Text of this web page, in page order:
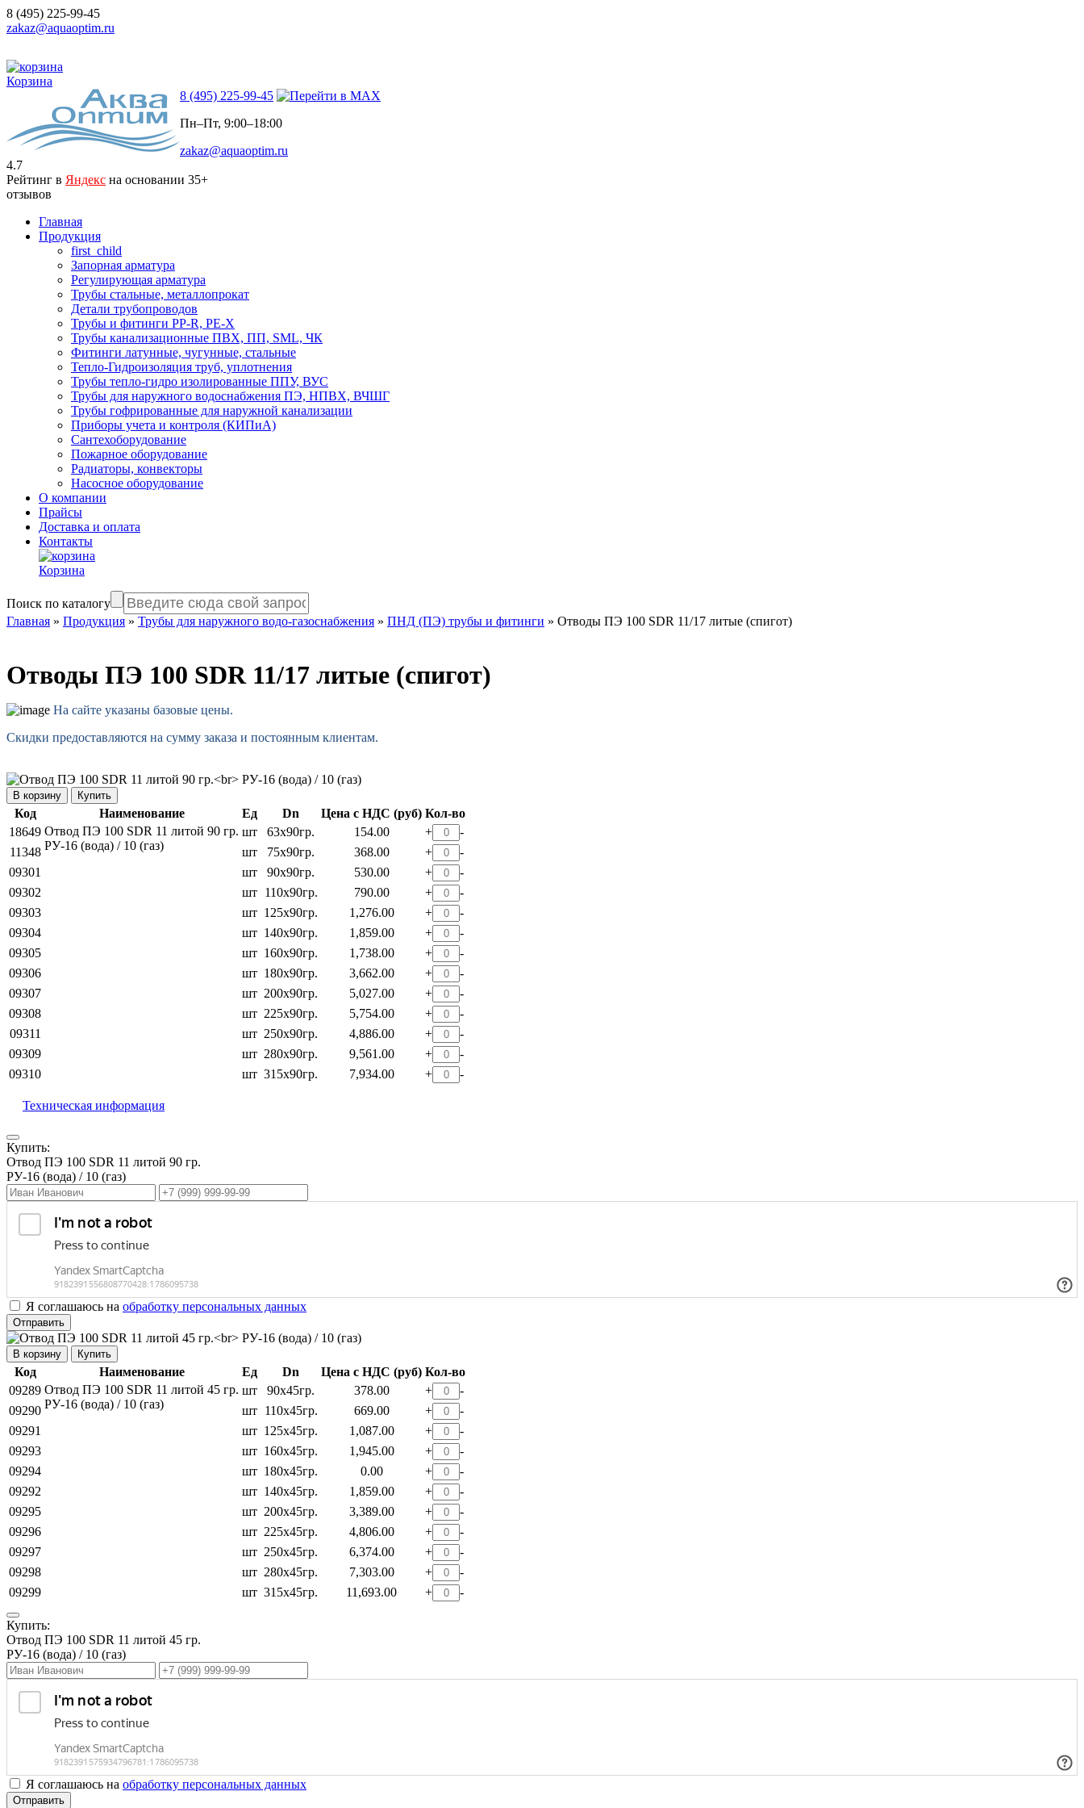
8 (495) 225-99-45
zakaz@aquaoptim.ru
Корзина
8 (495) 225-99-45
Пн–Пт, 9:00–18:00
zakaz@aquaoptim.ru
4.7
Рейтинг в Яндекс на основании 35+
отзывов
Главная
Продукция
first_child
Запорная арматура
Регулирующая арматура
Трубы стальные, металлопрокат
Детали трубопроводов
Трубы и фитинги PP-R, PE-X
Трубы канализационные ПВХ, ПП, SML, ЧК
Фитинги латунные, чугунные, стальные
Тепло-Гидроизоляция труб, уплотнения
Трубы тепло-гидро изолированные ППУ, ВУС
Трубы для наружного водоснабжения ПЭ, НПВХ, ВЧШГ
Трубы гофрированные для наружной канализации
Приборы учета и контроля (КИПиА)
Сантехоборудование
Пожарное оборудование
Радиаторы, конвекторы
Насосное оборудование
О компании
Прайсы
Доставка и оплата
Контакты
Корзина
Поиск по каталогу
Главная » Продукция » Трубы для наружного водо-газоснабжения » ПНД (ПЭ) трубы и фитинги » Отводы ПЭ 100 SDR 11/17 литые (спигот)
Отводы ПЭ 100 SDR 11/17 литые (спигот)
На сайте указаны базовые цены.
Скидки предоставляются на сумму заказа и постоянным клиентам.
Купить
Код Наименование Ед Dn Цена с НДС (руб) Кол-во
18649 Отвод ПЭ 100 SDR 11 литой 90 гр.
РУ-16 (вода) / 10 (газ)
шт 63х90гр. 154.00 +
-
11348
шт 75х90гр. 368.00 +
-
09301
шт 90х90гр. 530.00 +
-
09302
шт 110х90гр. 790.00 +
-
09303
шт 125х90гр. 1,276.00 +
-
09304
шт 140х90гр. 1,859.00 +
-
09305
шт 160х90гр. 1,738.00 +
-
09306
шт 180х90гр. 3,662.00 +
-
09307
шт 200х90гр. 5,027.00 +
-
09308
шт 225х90гр. 5,754.00 +
-
09311
шт 250х90гр. 4,886.00 +
-
09309
шт 280х90гр. 9,561.00 +
-
09310
шт 315х90гр. 7,934.00 + -
Техническая информация
Купить:
Отвод ПЭ 100 SDR 11 литой 90 гр.
РУ-16 (вода) / 10 (газ)
Я соглашаюсь на обработку персональных данных
Отправить
Купить
Код Наименование Ед Dn Цена с НДС (руб) Кол-во
09289 Отвод ПЭ 100 SDR 11 литой 45 гр.
РУ-16 (вода) / 10 (газ)
шт 90х45гр. 378.00 +
-
09290
шт 110х45гр. 669.00 +
-
09291
шт 125х45гр. 1,087.00 +
-
09293
шт 160х45гр. 1,945.00 +
-
09294
шт 180х45гр. 0.00 +
-
09292
шт 140х45гр. 1,859.00 +
-
09295
шт 200х45гр. 3,389.00 +
-
09296
шт 225х45гр. 4,806.00 +
-
09297
шт 250х45гр. 6,374.00 +
-
09298
шт 280х45гр. 7,303.00 +
-
09299
шт 315х45гр. 11,693.00 + -
Купить:
Отвод ПЭ 100 SDR 11 литой 45 гр.
РУ-16 (вода) / 10 (газ)
Я соглашаюсь на обработку персональных данных
Отправить